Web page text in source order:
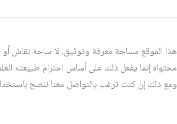
هذا الموقع مساحة معرفة وتوثيق، لا ساحة نقاش
محتواه إنما يفعل ذلك على أساس احترام طبيعته
ومع ذلك إن كنت ترغب بالتواصل معنا ننصح